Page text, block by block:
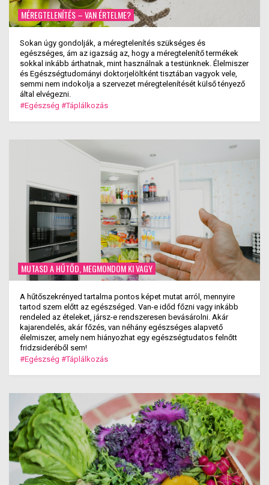
MÉREGTELENÍTÉS – VAN ÉRTELME?
Sokan úgy gondolják, a méregtelenítés szükséges és
egészséges, ám az igazság az, hogy a méregtelenítő termékek
sokkal inkább árthatnak, mint használnak a testünknek. Élelmiszer
és Egészségtudományi doktorjelöltként tisztában vagyok vele,
semmi nem indokolja a szervezet méregtelenítését külső tényező
által elvégezni.
#Egészség #Táplálkozás
MUTASD A HŰTŐD, MEGMONDOM KI VAGY
A hűtőszekrényed tartalma pontos képet mutat arról, mennyire
tartod szem előtt az egészséged. Van-e időd főzni vagy inkább
rendeled az ételeket, jársz-e rendszeresen bevásárolni. Akár
kajarendelés, akár főzés, van néhány egészséges alapvető
élelmiszer, amely nem hiányozhat egy egészségtudatos felnőtt
fridzsideréből sem!
#Egészség #Táplálkozás